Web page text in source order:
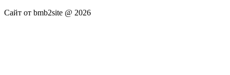
Сайт от bmb2site @ 2026